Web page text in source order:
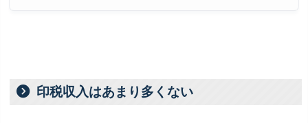
印税収入はあまり多くない